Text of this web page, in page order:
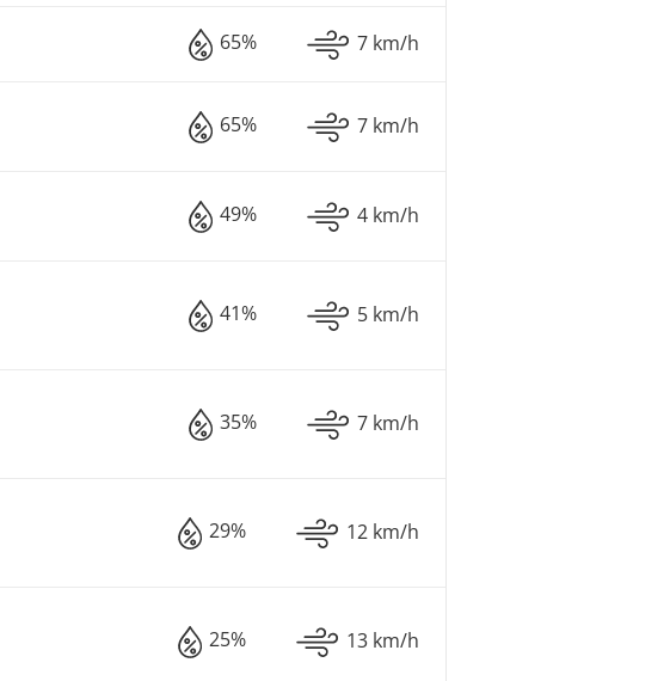
65% 7 km/h
65% 7 km/h
49% 4 km/h
41% 5 km/h
35% 7 km/h
29% 12 km/h
25% 13 km/h